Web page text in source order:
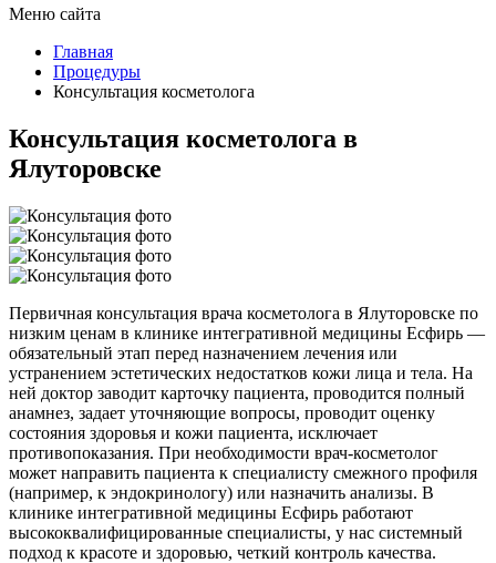
Меню сайта
Главная
Процедуры
Консультация косметолога
Консультация косметолога в
Ялуторовске
Первичная консультация врача косметолога в Ялуторовске по
низким ценам в клинике интегративной медицины Есфирь —
обязательный этап перед назначением лечения или
устранением эстетических недостатков кожи лица и тела. На
ней доктор заводит карточку пациента, проводится полный
анамнез, задает уточняющие вопросы, проводит оценку
состояния здоровья и кожи пациента, исключает
противопоказания. При необходимости врач-косметолог
может направить пациента к специалисту смежного профиля
(например, к эндокринологу) или назначить анализы. В
клинике интегративной медицины Есфирь работают
высококвалифицированные специалисты, у нас системный
подход к красоте и здоровью, четкий контроль качества.